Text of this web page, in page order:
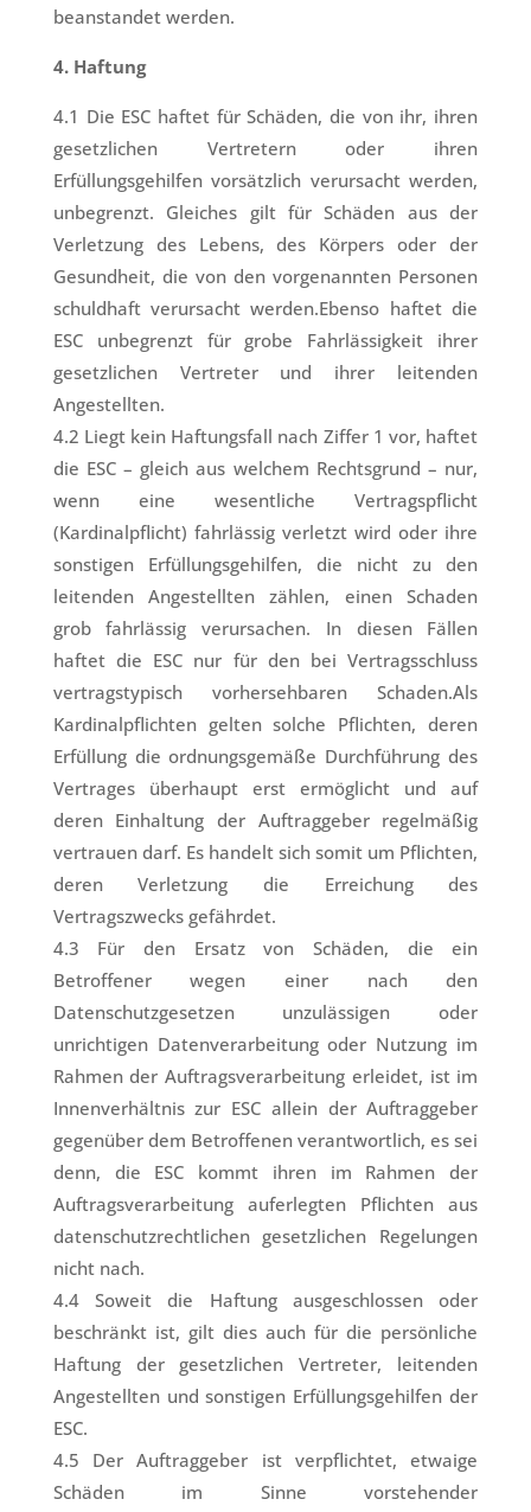
beanstandet werden.
4. Haftung
4.1 Die ESC haftet für Schäden, die von ihr, ihren
gesetzlichen Vertretern oder ihren
Erfüllungsgehilfen vorsätzlich verursacht werden,
unbegrenzt. Gleiches gilt für Schäden aus der
Verletzung des Lebens, des Körpers oder der
Gesundheit, die von den vorgenannten Personen
schuldhaft verursacht werden.Ebenso haftet die
ESC unbegrenzt für grobe Fahrlässigkeit ihrer
gesetzlichen Vertreter und ihrer leitenden
Angestellten.
4.2 Liegt kein Haftungsfall nach Ziffer 1 vor, haftet
die ESC – gleich aus welchem Rechtsgrund – nur,
wenn eine wesentliche Vertragspflicht
(Kardinalpflicht) fahrlässig verletzt wird oder ihre
sonstigen Erfüllungsgehilfen, die nicht zu den
leitenden Angestellten zählen, einen Schaden
grob fahrlässig verursachen. In diesen Fällen
haftet die ESC nur für den bei Vertragsschluss
vertragstypisch vorhersehbaren Schaden.Als
Kardinalpflichten gelten solche Pflichten, deren
Erfüllung die ordnungsgemäße Durchführung des
Vertrages überhaupt erst ermöglicht und auf
deren Einhaltung der Auftraggeber regelmäßig
vertrauen darf. Es handelt sich somit um Pflichten,
deren Verletzung die Erreichung des
Vertragszwecks gefährdet.
4.3 Für den Ersatz von Schäden, die ein
Betroffener wegen einer nach den
Datenschutzgesetzen unzulässigen oder
unrichtigen Datenverarbeitung oder Nutzung im
Rahmen der Auftragsverarbeitung erleidet, ist im
Innenverhältnis zur ESC allein der Auftraggeber
gegenüber dem Betroffenen verantwortlich, es sei
denn, die ESC kommt ihren im Rahmen der
Auftragsverarbeitung auferlegten Pflichten aus
datenschutzrechtlichen gesetzlichen Regelungen
nicht nach.
4.4 Soweit die Haftung ausgeschlossen oder
beschränkt ist, gilt dies auch für die persönliche
Haftung der gesetzlichen Vertreter, leitenden
Angestellten und sonstigen Erfüllungsgehilfen der
ESC.
4.5 Der Auftraggeber ist verpflichtet, etwaige
Schäden im Sinne vorstehender